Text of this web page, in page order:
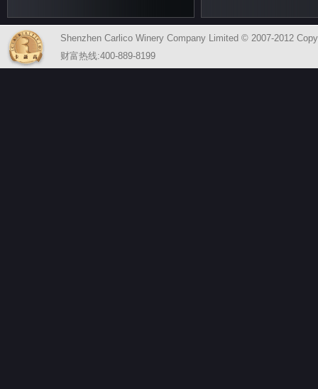
Shenzhen Carlico Winery Company Limited © 2007-2012
财富热线:400-889-8199